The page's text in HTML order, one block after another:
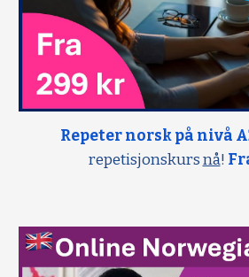
Repeter norsk på nivå
repetisjonskursnå!